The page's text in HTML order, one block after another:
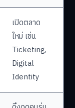
เปิดตลาด
ใหม่ เช่น
Ticketing,
Digital
Identity